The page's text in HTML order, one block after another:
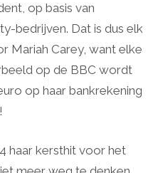
op basis van
bedrijven. Dat is dus elk
Mariah Carey, want elke
op de BBC wordt
op haar bankrekening
haar kersthit voor het